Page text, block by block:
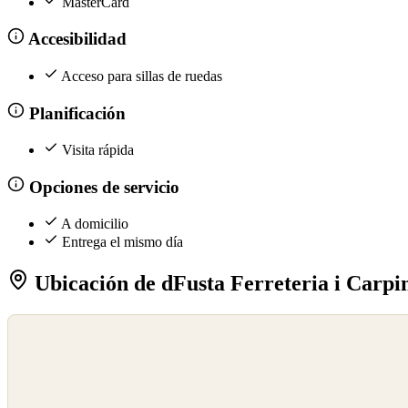
Accesibilidad
Acceso para sillas de ruedas
Planificación
Visita rápida
Opciones de servicio
A domicilio
Entrega el mismo día
Ubicación de dFusta Ferreteria i